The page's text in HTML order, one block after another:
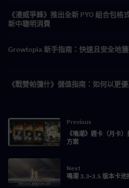
《漫威爭鋒》推出全新 PYO 組合包
新中聰明消費
Growtopia 新手指南：快速且安全地
《戰雙帕彌什》儲值指南：如何以更
Previous
《鳴潮》週卡（月卡
方案
Next
鳴潮 3.3-3.5 版本卡池